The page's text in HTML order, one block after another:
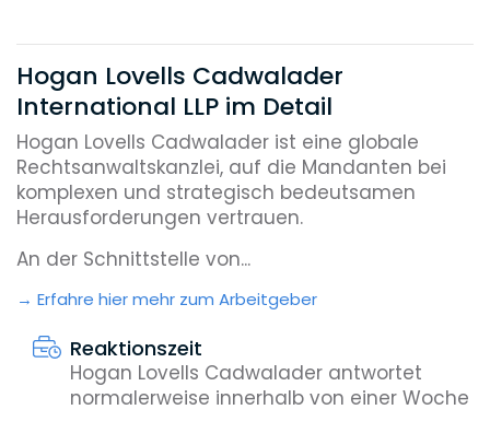
Hogan Lovells Cadwalader
International LLP im Detail
Hogan Lovells Cadwalader ist eine globale
Rechtsanwaltskanzlei, auf die Mandanten bei
komplexen und strategisch bedeutsamen
Herausforderungen vertrauen.
An der Schnittstelle von...
Erfahre hier mehr zum Arbeitgeber
Reaktionszeit
Hogan Lovells Cadwalader antwortet
normalerweise innerhalb von einer Woche